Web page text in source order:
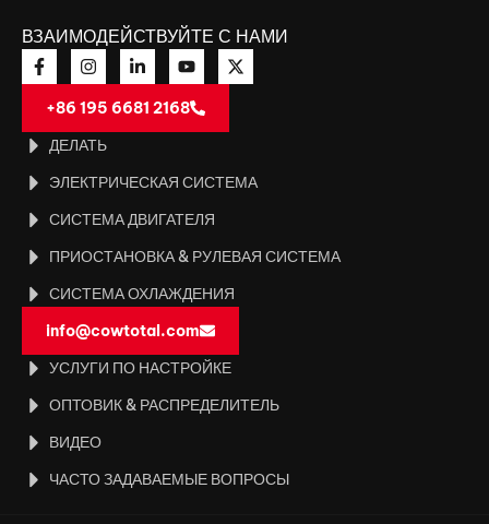
ВЗАИМОДЕЙСТВУЙТЕ С НАМИ
+86 195 6681 2168
ДЕЛАТЬ
ЭЛЕКТРИЧЕСКАЯ СИСТЕМА
СИСТЕМА ДВИГАТЕЛЯ
ПРИОСТАНОВКА & РУЛЕВАЯ СИСТЕМА
СИСТЕМА ОХЛАЖДЕНИЯ
info@cowtotal.com
УСЛУГИ ПО НАСТРОЙКЕ
ОПТОВИК & РАСПРЕДЕЛИТЕЛЬ
ВИДЕО
ЧАСТО ЗАДАВАЕМЫЕ ВОПРОСЫ